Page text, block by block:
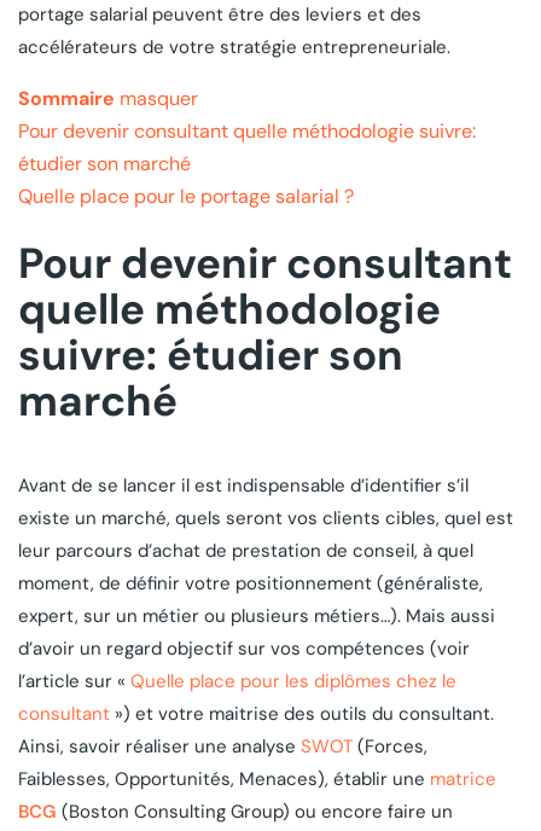
portage salarial peuvent être des leviers et des
accélérateurs de votre stratégie entrepreneuriale.
Sommaire masquer
Pour devenir consultant quelle méthodologie suivre:
étudier son marché
Quelle place pour le portage salarial ?
Pour devenir consultant
quelle méthodologie
suivre: étudier son
marché
Avant de se lancer il est indispensable d’identifier s’il
existe un marché, quels seront vos clients cibles, quel est
leur parcours d’achat de prestation de conseil, à quel
moment, de définir votre positionnement (généraliste,
expert, sur un métier ou plusieurs métiers…). Mais aussi
d’avoir un regard objectif sur vos compétences (voir
l’article sur « Quelle place pour les diplômes chez le
consultant ») et votre maitrise des outils du consultant.
Ainsi, savoir réaliser une analyse SWOT (Forces,
Faiblesses, Opportunités, Menaces), établir une matrice
BCG (Boston Consulting Group) ou encore faire un